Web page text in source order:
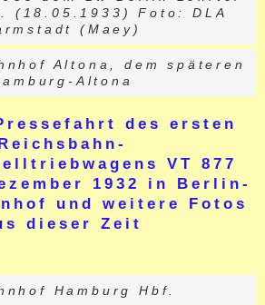
(18.05.1933) Foto: DLA
(Maey)
Altona, dem späteren
Altona
des ersten
VT 877
1932 in Berlin-
und weitere Fotos
dieser Zeit
Hamburg Hbf.